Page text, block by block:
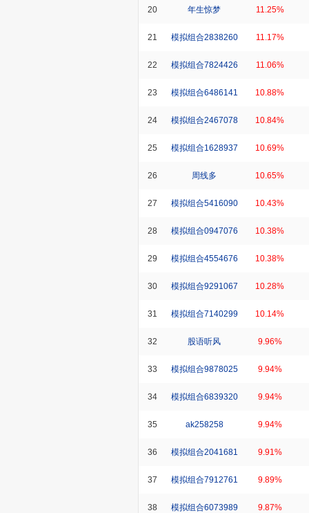
20 年生惊梦 11.25%
21 模拟组合2838260 11.17%
22 模拟组合7824426 11.06%
23 模拟组合6486141 10.88%
24 模拟组合2467078 10.84%
25 模拟组合1628937 10.69%
26 周线多 10.65%
27 模拟组合5416090 10.43%
28 模拟组合0947076 10.38%
29 模拟组合4554676 10.38%
30 模拟组合9291067 10.28%
31 模拟组合7140299 10.14%
32 股语听风 9.96%
33 模拟组合9878025 9.94%
34 模拟组合6839320 9.94%
35 ak258258 9.94%
36 模拟组合2041681 9.91%
37 模拟组合7912761 9.89%
38 模拟组合6073989 9.87%